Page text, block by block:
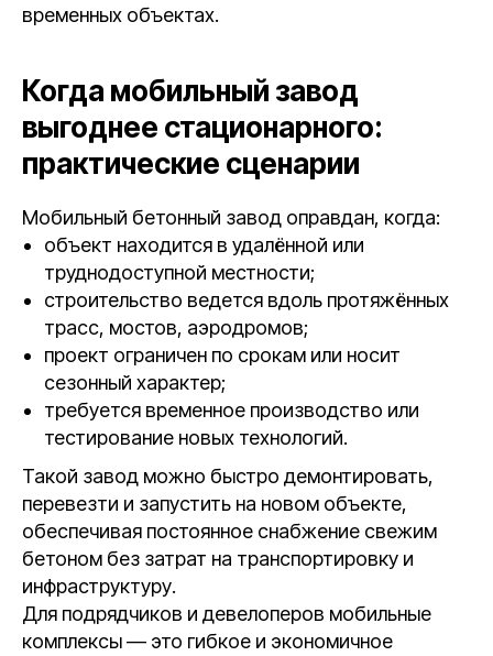
временных объектах.
Когда мобильный завод
выгоднее стационарного:
практические сценарии
Мобильный бетонный завод оправдан, когда:
объект находится в удалённой или
труднодоступной местности;
строительство ведется вдоль протяжённых
трасс, мостов, аэродромов;
проект ограничен по срокам или носит
сезонный характер;
требуется временное производство или
тестирование новых технологий.
Такой завод можно быстро демонтировать,
перевезти и запустить на новом объекте,
обеспечивая постоянное снабжение свежим
бетоном без затрат на транспортировку и
инфраструктуру.
Для подрядчиков и девелоперов мобильные
комплексы — это гибкое и экономичное